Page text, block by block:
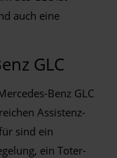
auch eine
GLC
Benz GLC
Assistenz-
sind ein
ein Toter-